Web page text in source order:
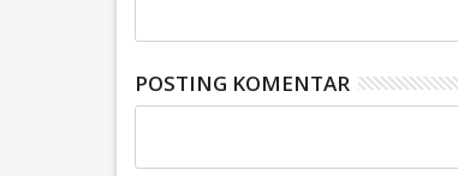
POSTING KOMENTAR